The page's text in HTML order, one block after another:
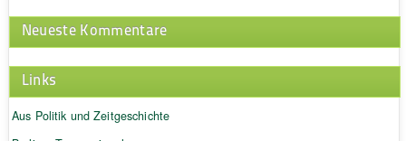
Neueste Kommentare
Links
Aus Politik und Zeitgeschichte